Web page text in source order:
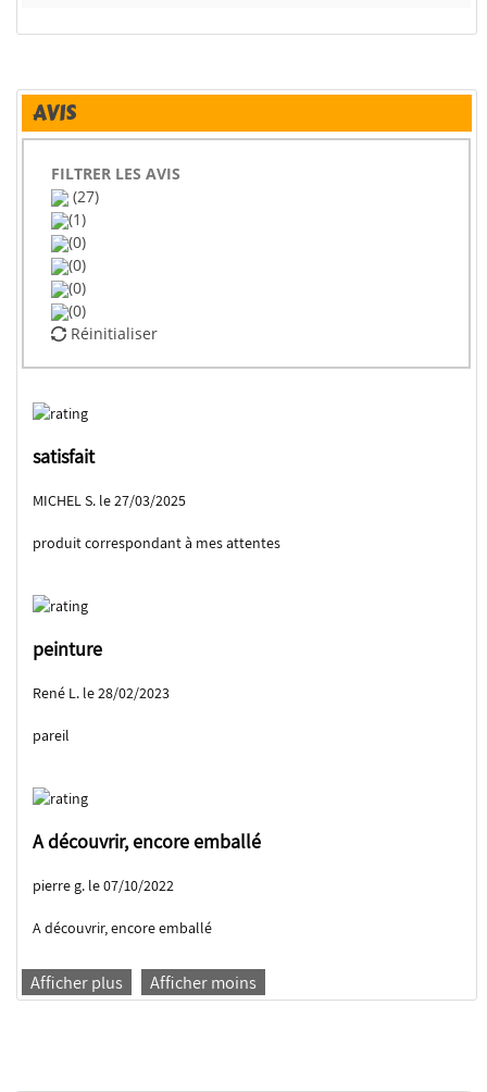
AVIS
FILTRER LES AVIS
(27)
(1)
(0)
(0)
(0)
(0)
Réinitialiser
satisfait
MICHEL S. le 27/03/2025
produit correspondant à mes attentes
peinture
René L. le 28/02/2023
pareil
A découvrir, encore emballé
pierre g. le 07/10/2022
A découvrir, encore emballé
Afficher plus Afficher moins